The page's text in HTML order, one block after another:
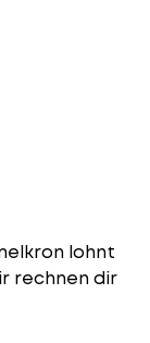
lohnt
rechnen dir